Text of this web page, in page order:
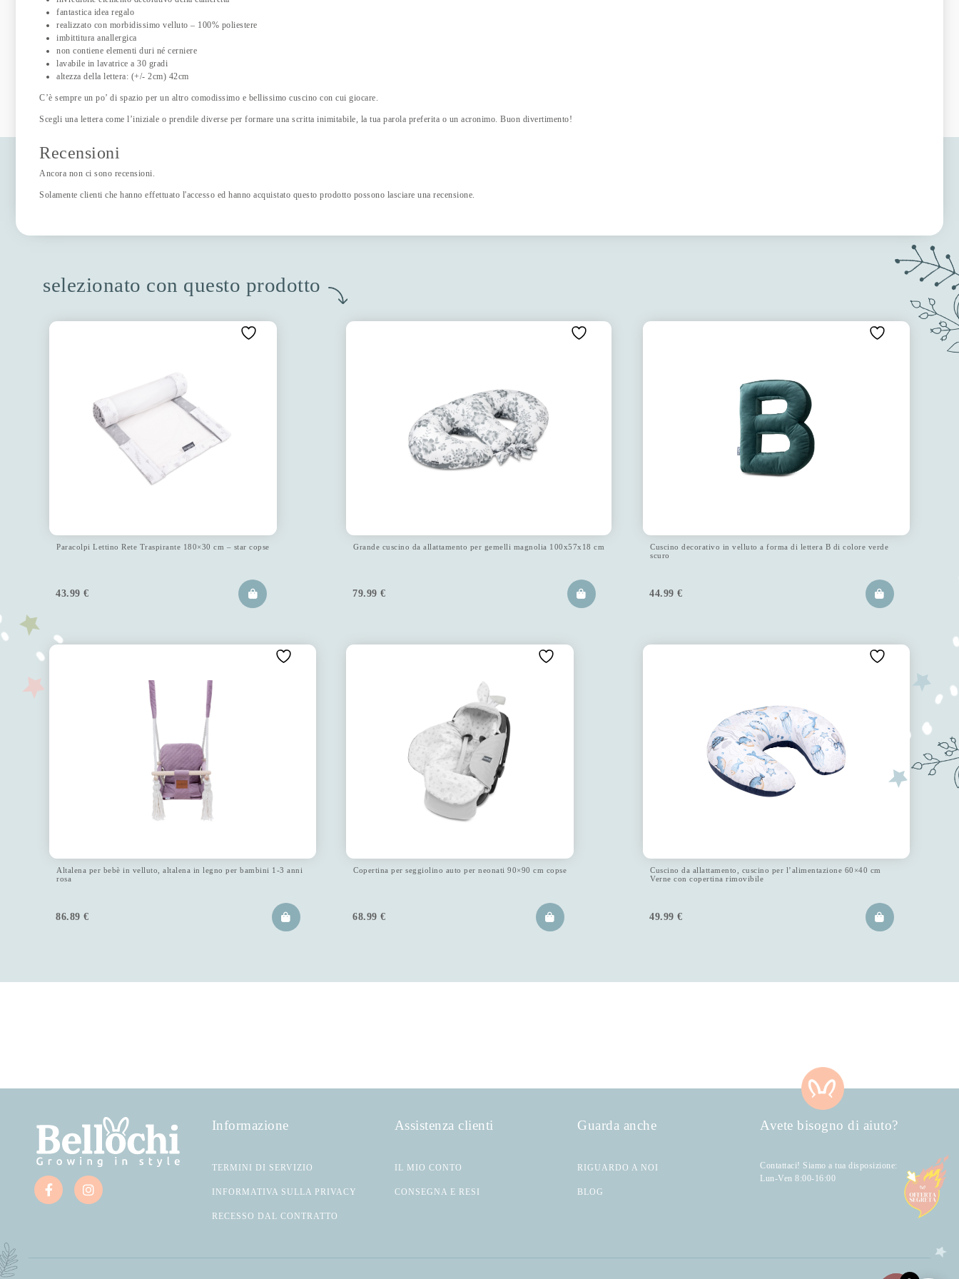
fantastica idea regalo
realizzato con morbidissimo velluto – 100% poliestere
imbittitura anallergica
non contiene elementi duri né cerniere
lavabile in lavatrice a 30 gradi
altezza della lettera: (+/- 2cm) 42cm
C’è sempre un po’ di spazio per un altro comodissimo e bellissimo cuscino con cui giocare.
Scegli una lettera come l’iniziale o prendile diverse per formare una scritta inimitabile, la tua parola preferita o un acronimo. Buon divertimento!
Recensioni
Ancora non ci sono recensioni.
Solamente clienti che hanno effettuato l'accesso ed hanno acquistato questo prodotto possono lasciare una recensione.
selezionato con questo prodotto
Paracolpi Lettino Rete Traspirante 180×30 cm – star copse
43.99 €
Grande cuscino da allattamento per gemelli magnolia 100x57x18 cm
79.99 €
Cuscino decorativo in velluto a forma di lettera B di colore verde
scuro
44.99 €
Altalena per bebè in velluto, altalena in legno per bambini 1-3 anni
rosa
86.89 €
Copertina per seggiolino auto per neonati 90×90 cm copse
68.99 €
Cuscino da allattamento, cuscino per l’alimentazione 60×40 cm
Verne con copertina rimovibile
49.99 €
Informazione
TERMINI DI SERVIZIO
INFORMATIVA SULLA PRIVACY
RECESSO DAL CONTRATTO
Assistenza clienti
IL MIO CONTO
CONSEGNA E RESI
Guarda anche
RIGUARDO A NOI
BLOG
Avete bisogno di aiuto?
Contattaci! Siamo a tua disposizione:
Lun-Ven 8:00-16:00